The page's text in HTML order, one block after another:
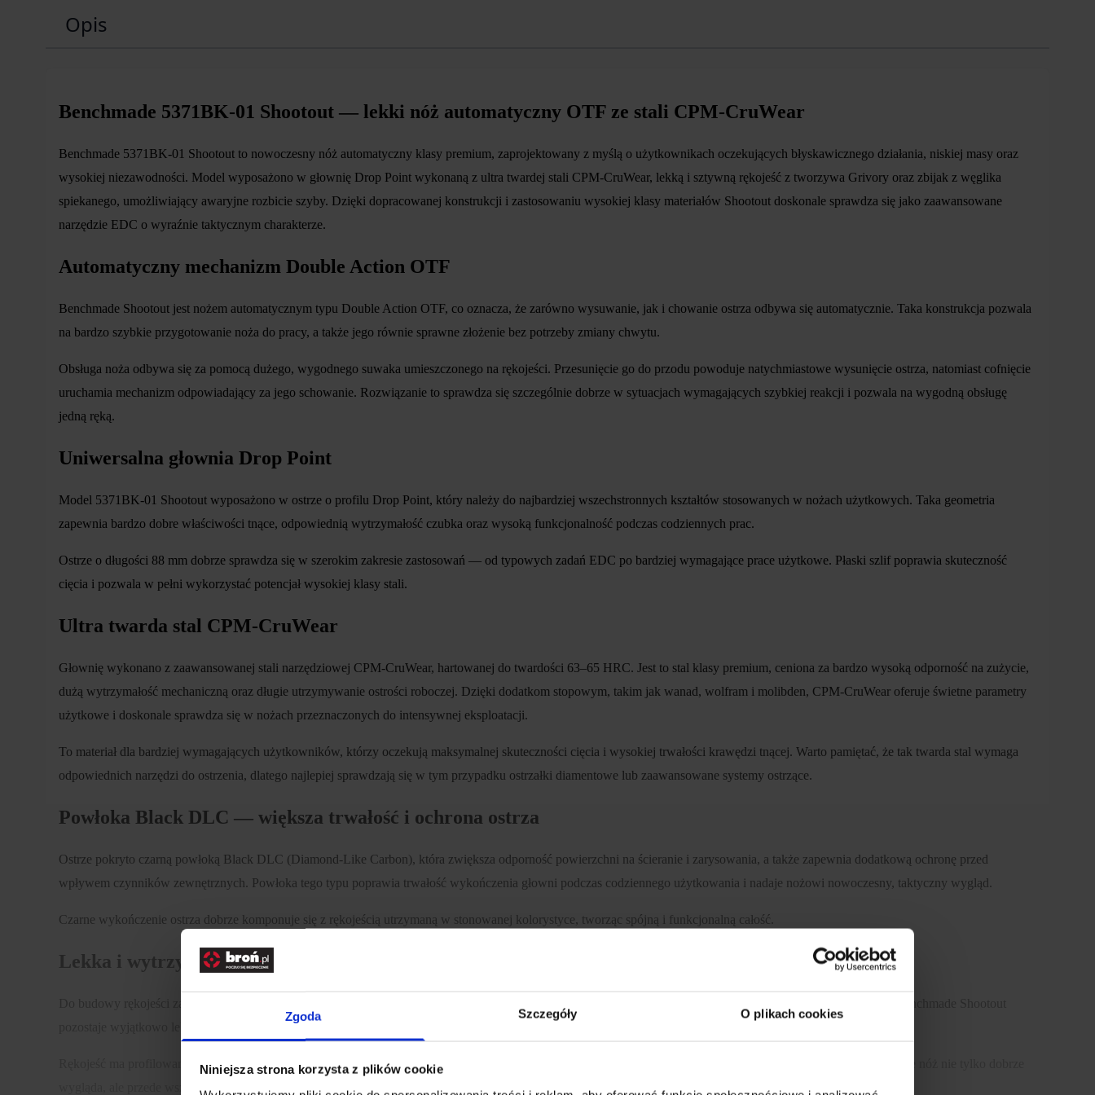
Zgoda Szczegóły O plikach cookies
Niniejsza strona korzysta z plików cookie
Opis
Benchmade 5371BK-01 Shootout — lekki nóż automatyczny OTF ze stali CPM-CruWear
Benchmade 5371BK-01 Shootout to nowoczesny nóż automatyczny klasy premium, zaprojektowany z myślą o użytkownikach oczekujących błyskawicznego działania, niskiej masy oraz
wysokiej niezawodności. Model wyposażono w głownię Drop Point wykonaną z ultra twardej stali CPM-CruWear, lekką i sztywną rękojeść z tworzywa Grivory oraz zbijak z węglika
spiekanego, umożliwiający awaryjne rozbicie szyby. Dzięki dopracowanej konstrukcji i zastosowaniu wysokiej klasy materiałów Shootout doskonale sprawdza się jako zaawansowane
narzędzie EDC o wyraźnie taktycznym charakterze.
Automatyczny mechanizm Double Action OTF
Benchmade Shootout jest nożem automatycznym typu Double Action OTF, co oznacza, że zarówno wysuwanie, jak i chowanie ostrza odbywa się automatycznie. Taka konstrukcja pozwala
na bardzo szybkie przygotowanie noża do pracy, a także jego równie sprawne złożenie bez potrzeby zmiany chwytu.
Obsługa noża odbywa się za pomocą dużego, wygodnego suwaka umieszczonego na rękojeści. Przesunięcie go do przodu powoduje natychmiastowe wysunięcie ostrza, natomiast cofnięcie
uruchamia mechanizm odpowiadający za jego schowanie. Rozwiązanie to sprawdza się szczególnie dobrze w sytuacjach wymagających szybkiej reakcji i pozwala na wygodną obsługę
jedną ręką.
Uniwersalna głownia Drop Point
Model 5371BK-01 Shootout wyposażono w ostrze o profilu Drop Point, który należy do najbardziej wszechstronnych kształtów stosowanych w nożach użytkowych. Taka geometria
zapewnia bardzo dobre właściwości tnące, odpowiednią wytrzymałość czubka oraz wysoką funkcjonalność podczas codziennych prac.
Ostrze o długości 88 mm dobrze sprawdza się w szerokim zakresie zastosowań — od typowych zadań EDC po bardziej wymagające prace użytkowe. Płaski szlif poprawia skuteczność
cięcia i pozwala w pełni wykorzystać potencjał wysokiej klasy stali.
Ultra twarda stal CPM-CruWear
Głownię wykonano z zaawansowanej stali narzędziowej CPM-CruWear, hartowanej do twardości 63–65 HRC. Jest to stal klasy premium, ceniona za bardzo wysoką odporność na zużycie,
dużą wytrzymałość mechaniczną oraz długie utrzymywanie ostrości roboczej. Dzięki dodatkom stopowym, takim jak wanad, wolfram i molibden, CPM-CruWear oferuje świetne parametry
użytkowe i doskonale sprawdza się w nożach przeznaczonych do intensywnej eksploatacji.
To materiał dla bardziej wymagających użytkowników, którzy oczekują maksymalnej skuteczności cięcia i wysokiej trwałości krawędzi tnącej. Warto pamiętać, że tak twarda stal wymaga
odpowiednich narzędzi do ostrzenia, dlatego najlepiej sprawdzają się w tym przypadku ostrzałki diamentowe lub zaawansowane systemy ostrzące.
Powłoka Black DLC — większa trwałość i ochrona ostrza
Ostrze pokryto czarną powłoką Black DLC (Diamond-Like Carbon), która zwiększa odporność powierzchni na ścieranie i zarysowania, a także zapewnia dodatkową ochronę przed
wpływem czynników zewnętrznych. Powłoka tego typu poprawia trwałość wykończenia głowni podczas codziennego użytkowania i nadaje nożowi nowoczesny, taktyczny wygląd.
Czarne wykończenie ostrza dobrze komponuje się z rękojeścią utrzymaną w stonowanej kolorystyce, tworząc spójną i funkcjonalną całość.
Lekka i wytrzymała rękojeść z Grivory
pozostaje wyjątkowo lekki i poręczny — masa noża wynosi zaledwie 78 g, co znacząco zwiększa komfort codziennego noszenia.
Rękojeść ma profilowany kształt i szorstką fakturę, które poprawiają przyczepność oraz pewność chwytu. Precyzyjna obróbka i nowoczesne wzornictwo sprawiają, że nóż nie tylko dobrze
wygląda, ale przede wszystkim oferuje wysoki poziom ergonomii podczas pracy.